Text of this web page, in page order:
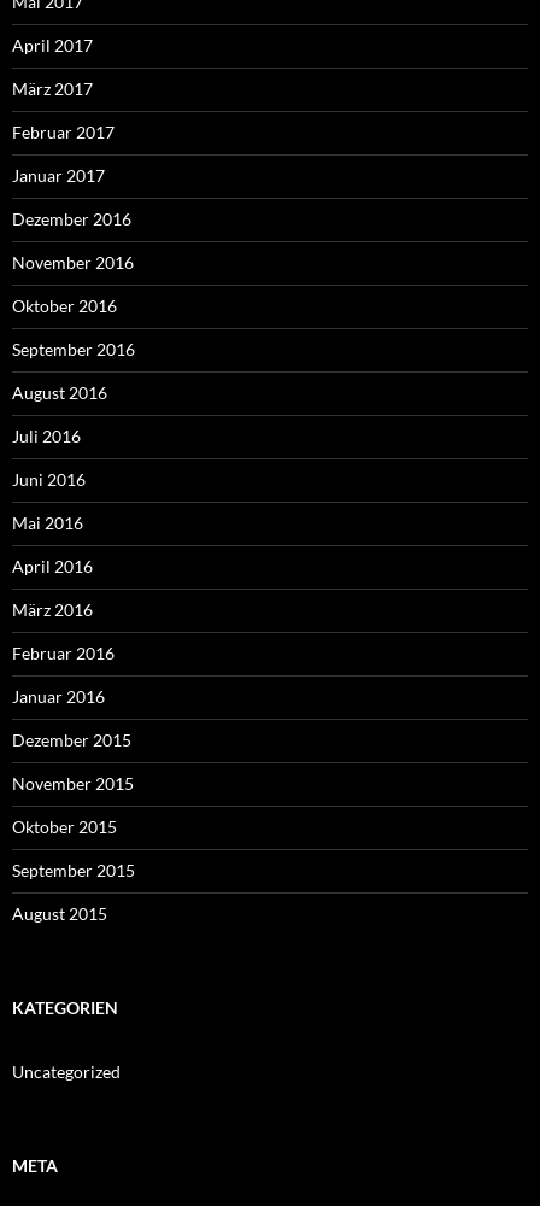
April 2017
März 2017
Februar 2017
Januar 2017
Dezember 2016
November 2016
Oktober 2016
September 2016
August 2016
Juli 2016
Juni 2016
Mai 2016
April 2016
März 2016
Februar 2016
Januar 2016
Dezember 2015
November 2015
Oktober 2015
September 2015
August 2015
KATEGORIEN
Uncategorized
META